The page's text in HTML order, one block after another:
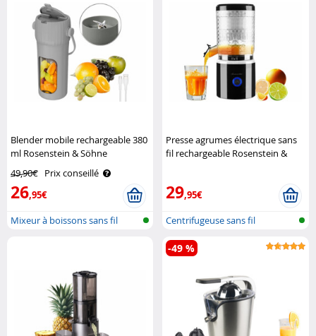
Blender mobile rechargeable 380
ml Rosenstein & Söhne
49,90€ Prix conseillé
26,95€
Mixeur à boissons sans fil
Presse agrumes électrique sans
fil rechargeable Rosenstein &
29,95€
Centrifugeuse sans fil
-49 %